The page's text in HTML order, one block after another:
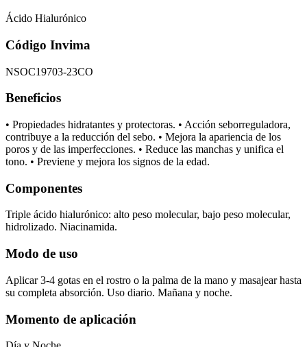
Ácido Hialurónico
Código Invima
NSOC19703-23CO
Beneficios
• Propiedades hidratantes y protectoras. • Acción seborreguladora,
contribuye a la reducción del sebo. • Mejora la apariencia de los
poros y de las imperfecciones. • Reduce las manchas y unifica el
tono. • Previene y mejora los signos de la edad.
Componentes
Triple ácido hialurónico: alto peso molecular, bajo peso molecular,
hidrolizado. Niacinamida.
Modo de uso
Aplicar 3-4 gotas en el rostro o la palma de la mano y masajear hasta
su completa absorción. Uso diario. Mañana y noche.
Momento de aplicación